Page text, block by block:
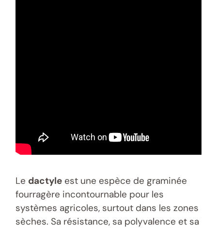
Le dactyle est une espèce de graminée
fourragère incontournable pour les
systèmes agricoles, surtout dans les zones
sèches. Sa résistance, sa polyvalence et sa